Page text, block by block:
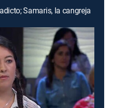
Samaris, la cangreja